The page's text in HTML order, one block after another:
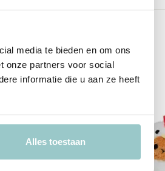
media te bieden en om ons
onze partners voor social
informatie die u aan ze heeft
Alles toestaan